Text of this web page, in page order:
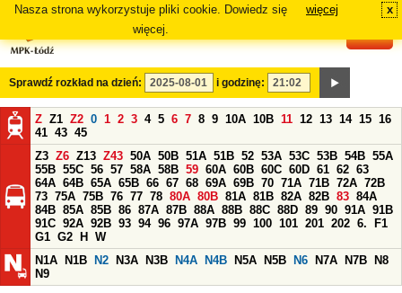
Nasza strona wykorzystuje pliki cookie. Dowiedz się
więcej.
więcej x
Sprawdź rozkład na dzień: i godzinę:
Z Z1 Z2 0 1 2 3 4 5 6 7 8 9 10A 10B 11 12 13 14 15 16
41 43 45
Z3 Z6 Z13 Z43 50A 50B 51A 51B 52 53A 53C 53B 54B 55A
55B 55C 56 57 58A 58B 59 60A 60B 60C 60D 61 62 63
64A 64B 65A 65B 66 67 68 69A 69B 70 71A 71B 72A 72B
73 75A 75B 76 77 78 80A 80B 81A 81B 82A 82B 83 84A
84B 85A 85B 86 87A 87B 88A 88B 88C 88D 89 90 91A 91B
91C 92A 92B 93 94 96 97A 97B 99 100 101 201 202 6.
F1
G1 G2 H
W
N1A
N1B N2 N3A N3B N4A N4B N5A N5B N6 N7A N7B
N8
N9